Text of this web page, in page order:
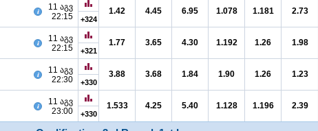
11 აგვ
22:15
+324
1.42 4.45 6.95 1.078 1.181 2.73
11 აგვ
22:15
+321
1.77 3.65 4.30 1.192 1.26 1.98
11 აგვ
22:30
+330
3.88 3.68 1.84 1.90 1.26 1.23
11 აგვ
23:00
+330
1.533 4.25 5.40 1.128 1.196 2.39